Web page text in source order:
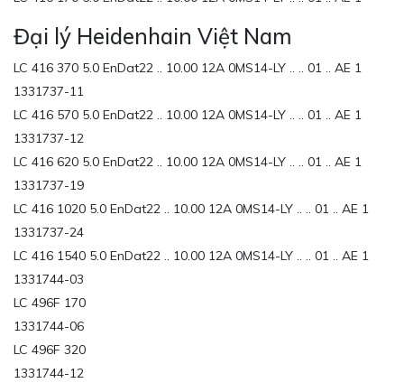
Đại lý Heidenhain Việt Nam
LC 416 370 5.0 EnDat22 .. 10.00 12A 0MS14-LY .. .. 01 .. AE 1
1331737-11
LC 416 570 5.0 EnDat22 .. 10.00 12A 0MS14-LY .. .. 01 .. AE 1
1331737-12
LC 416 620 5.0 EnDat22 .. 10.00 12A 0MS14-LY .. .. 01 .. AE 1
1331737-19
LC 416 1020 5.0 EnDat22 .. 10.00 12A 0MS14-LY .. .. 01 .. AE 1
1331737-24
LC 416 1540 5.0 EnDat22 .. 10.00 12A 0MS14-LY .. .. 01 .. AE 1
1331744-03
LC 496F 170
1331744-06
LC 496F 320
1331744-12